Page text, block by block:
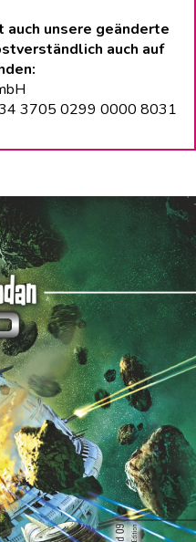
unsere geänderte
auch auf
3705 0299 0000 8031